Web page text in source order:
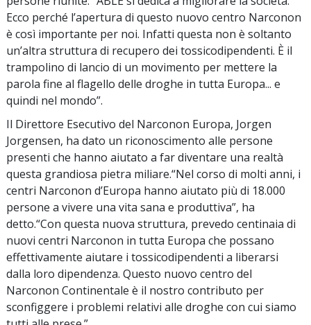
Ecco perché l’apertura di questo nuovo centro Narconon
è così importante per noi. Infatti questa non è soltanto
un’altra struttura di recupero dei tossicodipendenti. È il
trampolino di lancio di un movimento per mettere la
parola fine al flagello delle droghe in tutta Europa... e
quindi nel mondo”.
Il Direttore Esecutivo del Narconon Europa, Jorgen
Jorgensen, ha dato un riconoscimento alle persone
presenti che hanno aiutato a far diventare una realtà
questa grandiosa pietra miliare.“Nel corso di molti anni, i
centri Narconon d’Europa hanno aiutato più di 18.000
persone a vivere una vita sana e produttiva”, ha
detto.“Con questa nuova struttura, prevedo centinaia di
nuovi centri Narconon in tutta Europa che possano
effettivamente aiutare i tossicodipendenti a liberarsi
dalla loro dipendenza. Questo nuovo centro del
Narconon Continentale è il nostro contributo per
sconfiggere i problemi relativi alle droghe con cui siamo